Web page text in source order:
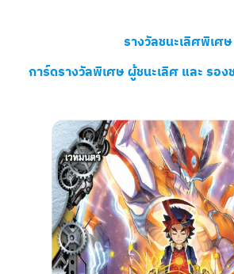
รางวัลชนะเลิศพิเศษ
การ์ดรางวัลพิเศษ ผู้ชนะเลิศ และ รอง